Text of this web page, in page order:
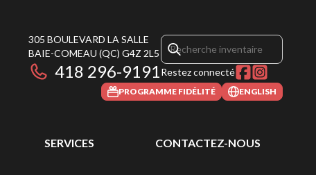
305 BOULEVARD LA SALLE
BAIE-COMEAU (QC) G4Z 2L5
418 296-9191Restez connecté
PROGRAMME FIDÉLITÉ ENGLISH
SERVICES CONTACTEZ-NOUS